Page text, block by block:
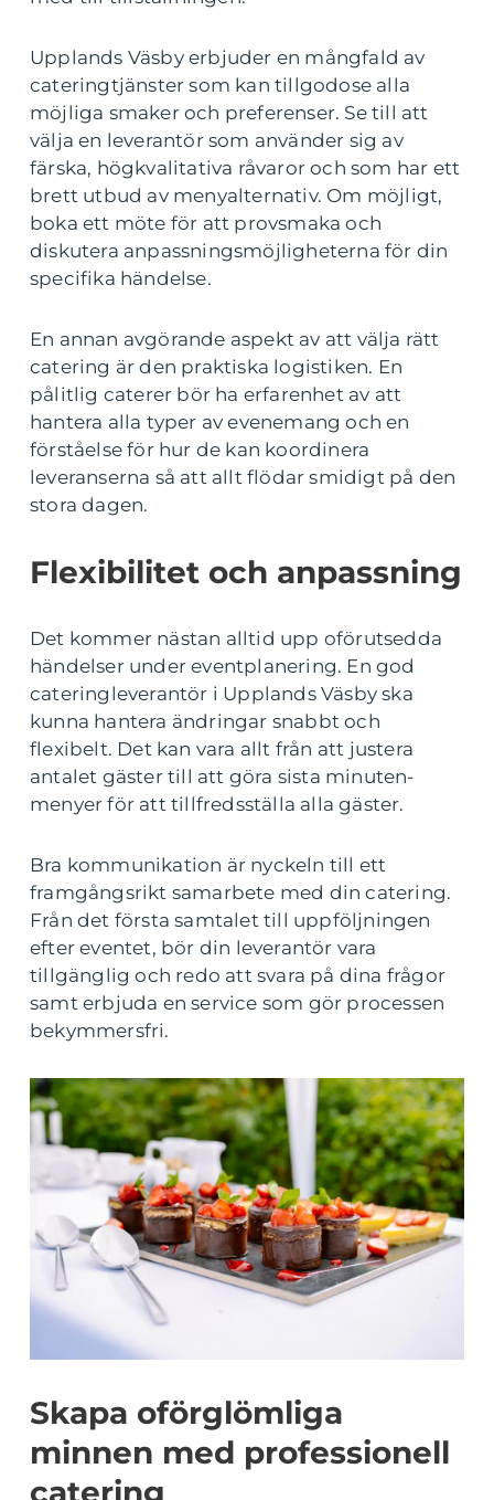
Upplands Väsby erbjuder en mångfald av
cateringtjänster som kan tillgodose alla
möjliga smaker och preferenser. Se till att
välja en leverantör som använder sig av
färska, högkvalitativa råvaror och som har ett
brett utbud av menyalternativ. Om möjligt,
boka ett möte för att provsmaka och
diskutera anpassningsmöjligheterna för din
specifika händelse.
En annan avgörande aspekt av att välja rätt
catering är den praktiska logistiken. En
pålitlig caterer bör ha erfarenhet av att
hantera alla typer av evenemang och en
förståelse för hur de kan koordinera
leveranserna så att allt flödar smidigt på den
stora dagen.
Flexibilitet och anpassning
Det kommer nästan alltid upp oförutsedda
händelser under eventplanering. En god
cateringleverantör i Upplands Väsby ska
kunna hantera ändringar snabbt och
flexibelt. Det kan vara allt från att justera
antalet gäster till att göra sista minuten-
menyer för att tillfredsställa alla gäster.
Bra kommunikation är nyckeln till ett
framgångsrikt samarbete med din catering.
Från det första samtalet till uppföljningen
efter eventet, bör din leverantör vara
tillgänglig och redo att svara på dina frågor
samt erbjuda en service som gör processen
bekymmersfri.
Skapa oförglömliga
minnen med professionell
catering